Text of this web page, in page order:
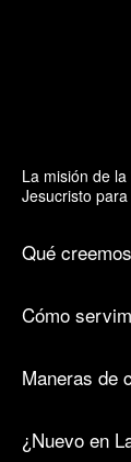
La misión de
Jesucristo
Qué creemos
Cómo
Maneras de
¿Nuevo en